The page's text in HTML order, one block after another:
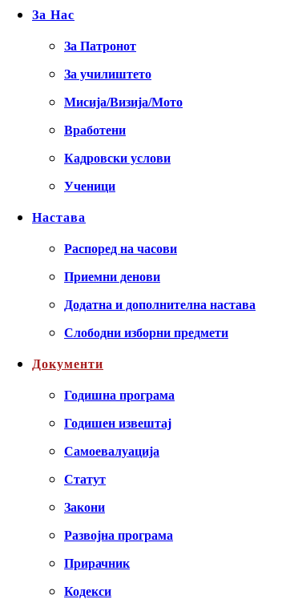
За Нас
За Патронот
За училиштето
Мисија/Визија/Мото
Вработени
Кадровски услови
Ученици
Настава
Распоред на часови
Приемни денови
Додатна и дополнителна настава
Слободни изборни предмети
Документи
Годишна програма
Годишен извештај
Самоевалуација
Статут
Закони
Развојна програма
Прирачник
Кодекси